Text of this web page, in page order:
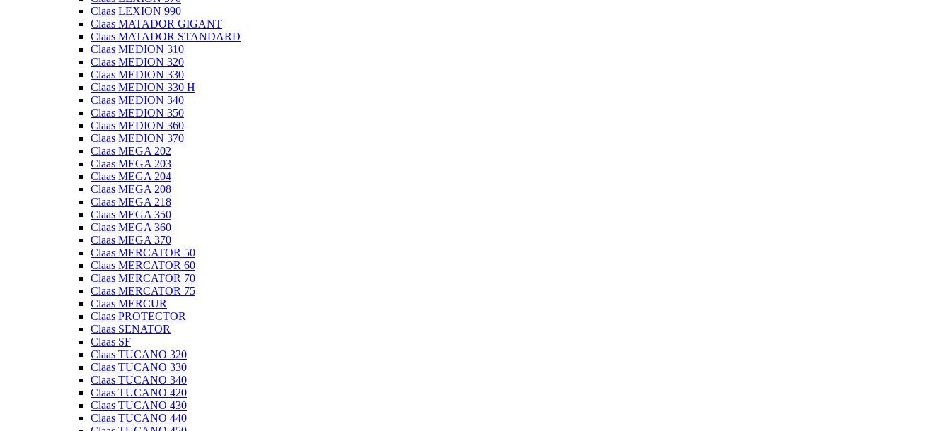
Claas LEXION 990
Claas MATADOR GIGANT
Claas MATADOR STANDARD
Claas MEDION 310
Claas MEDION 320
Claas MEDION 330
Claas MEDION 330 H
Claas MEDION 340
Claas MEDION 350
Claas MEDION 360
Claas MEDION 370
Claas MEGA 202
Claas MEGA 203
Claas MEGA 204
Claas MEGA 208
Claas MEGA 218
Claas MEGA 350
Claas MEGA 360
Claas MEGA 370
Claas MERCATOR 50
Claas MERCATOR 60
Claas MERCATOR 70
Claas MERCATOR 75
Claas MERCUR
Claas PROTECTOR
Claas SENATOR
Claas SF
Claas TUCANO 320
Claas TUCANO 330
Claas TUCANO 340
Claas TUCANO 420
Claas TUCANO 430
Claas TUCANO 440